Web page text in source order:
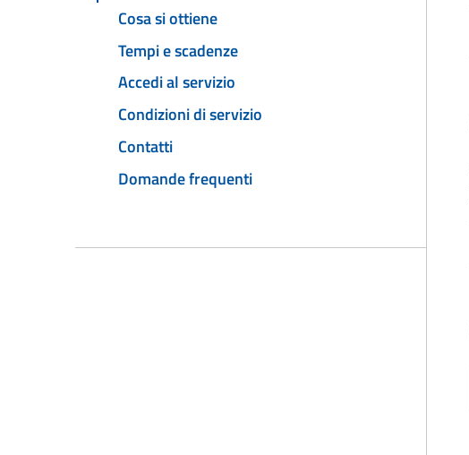
Cosa si ottiene
Tempi e scadenze
Accedi al servizio
Condizioni di servizio
Contatti
Domande frequenti